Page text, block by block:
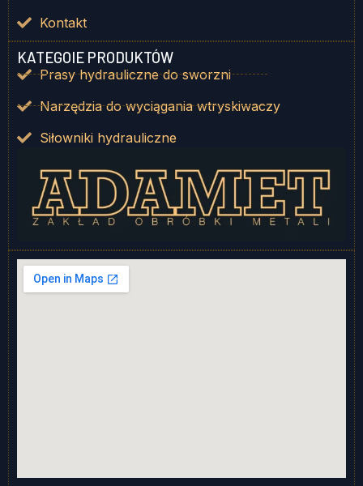
Kontakt
KATEGOIE PRODUKTÓW
Prasy hydrauliczne do sworzni
Narzędzia do wyciągania wtryskiwaczy
Siłowniki hydrauliczne